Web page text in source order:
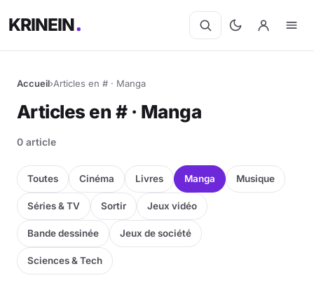
KRINEIN
Accueil›Articles en # · Manga
Articles en # · Manga
0 article
Toutes Cinéma Livres Manga Musique
Séries & TV Sortir Jeux vidéo
Bande dessinée Jeux de société
Sciences & Tech